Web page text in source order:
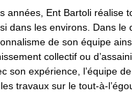
années, Ent Bartoli réalise
dans les environs. Dans le
de son équipe
collectif ou
son expérience, l’équipe
travaux sur le tout-à-